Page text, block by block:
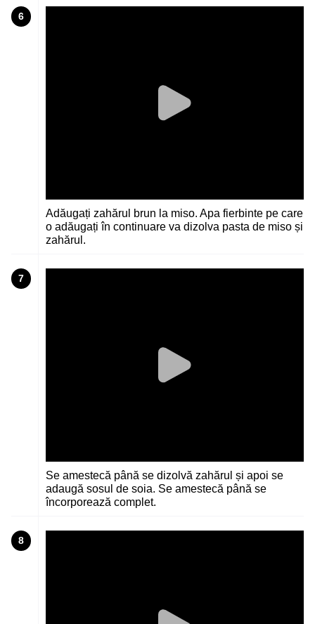
6
Adăugați zahărul brun la miso. Apa fierbinte pe care
o adăugați în continuare va dizolva pasta de miso și
zahărul.
7
Se amestecă până se dizolvă zahărul și apoi se
adaugă sosul de soia. Se amestecă până se
încorporează complet.
8